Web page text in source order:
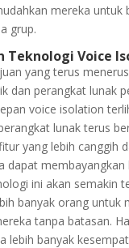
mereka untuk
grup.
Teknologi Voice
yang terus
dan perangkat lunak
voice isolation
lunak terus
yang lebih canggih
dapat membayangkan
ini akan semakin
banyak orang untuk
tanpa batasan.
lebih banyak